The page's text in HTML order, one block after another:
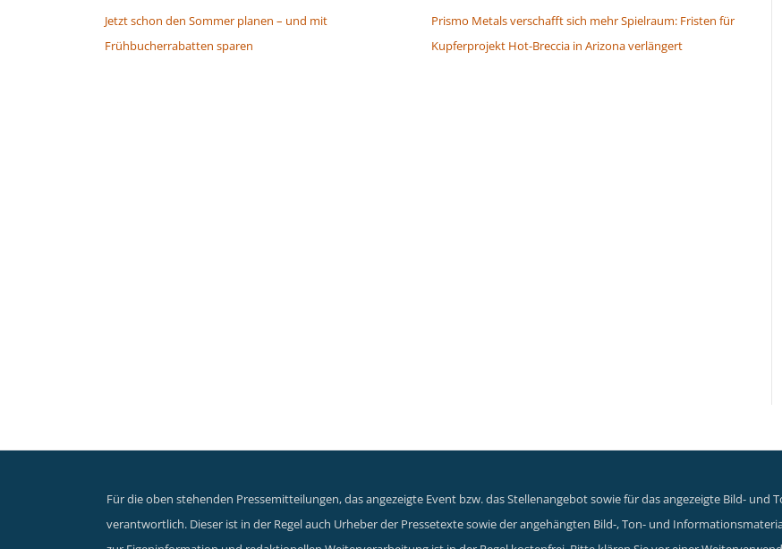
Jetzt schon den Sommer planen – und mit
Frühbucherrabatten sparen
Prismo Metals verschafft sich mehr Spielraum: Fristen für
Kupferprojekt Hot-Breccia in Arizona verlängert
Für die oben stehenden Pressemitteilungen, das angezeigte Event bzw. das Stellenangebot sowie für das angezeigte Bild- und
verantwortlich. Dieser ist in der Regel auch Urheber der Pressetexte sowie der angehängten Bild-, Ton- und